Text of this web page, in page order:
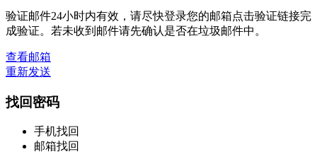
验证邮件24小时内有效，请尽快登录您的邮箱点击验证链接完
成验证。若未收到邮件请先确认是否在垃圾邮件中。
查看邮箱
重新发送
找回密码
手机找回
邮箱找回